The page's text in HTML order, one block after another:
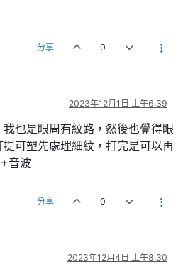
分享 0
2023年12月1日 上午6:39
也是眼周有紋路，然後也覺得眼
可塑先處理細紋，打完是可以再
音波
分享 0
2023年12月4日 上午8:30